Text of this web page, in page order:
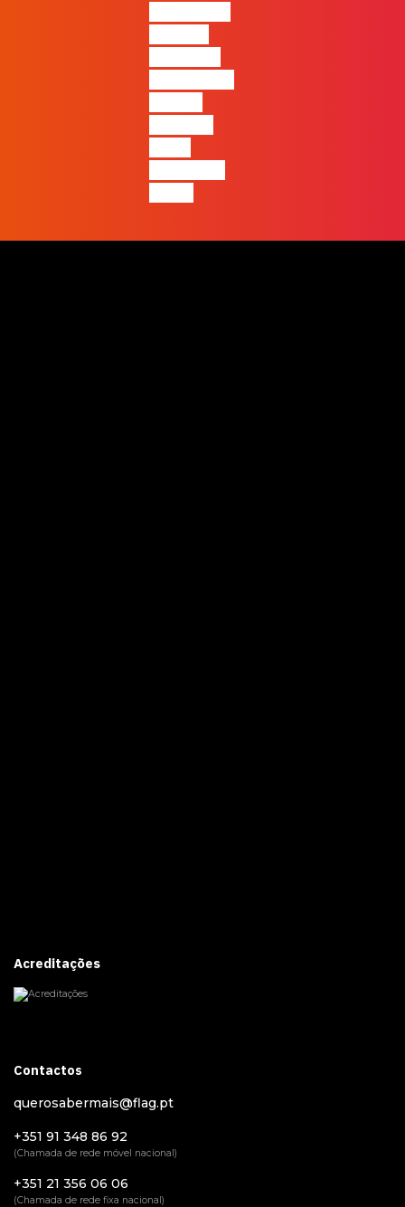
Acreditações
Contactos
querosabermais@flag.pt
+351 91 348 86 92
(Chamada de rede móvel nacional)
+351 21 356 06 06
(Chamada de rede fixa nacional)